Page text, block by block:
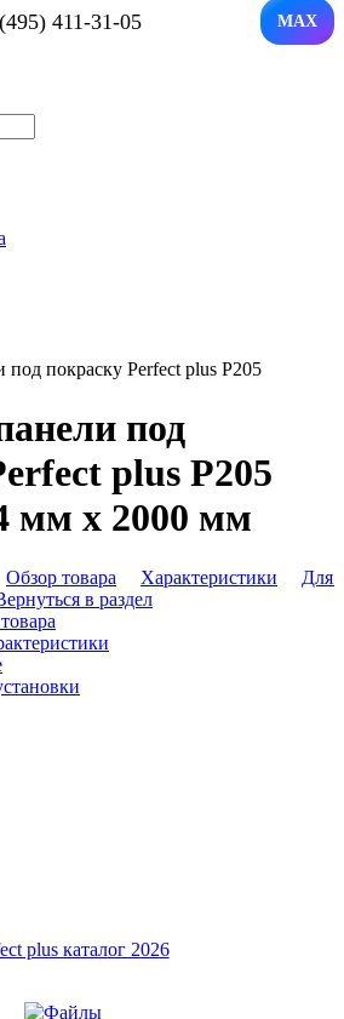
411-31-05 MAX
покраску Perfect plus P205
под
plus P205
мм х 2000 мм
Обзор товара Характеристики
Для
plus каталог 2026